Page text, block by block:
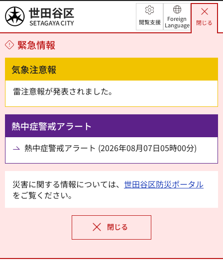
世田谷区 閲覧支援
Foreign
Language
閉じる
緊急情報
気象注意報
雷注意報が発表されました。
熱中症警戒アラート
熱中症警戒アラート (2026年08月07日05時00分)
災害に関する情報については、 世田谷区防災ポータル
をご覧ください。
閉じる